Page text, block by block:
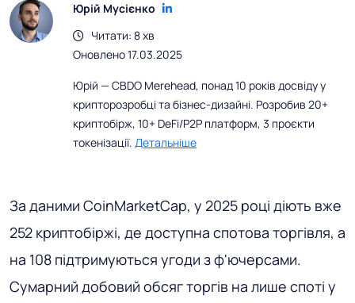
Юрій Мусієнко
Читати: 8 хв
Оновлено 17.03.2025
Юрій — CBDO Merehead, понад 10 років досвіду у
крипторозробці та бізнес-дизайні. Розробив 20+
криптобірж, 10+ DeFi/P2P платформ, 3 проєкти
токенізації. Детальніше
За даними CoinMarketCap, у 2025 році діють вже
252 криптобіржі, де доступна спотова торгівля, а
на 108 підтримуються угоди з ф'ючерсами.
Сумарний добовий обсяг торгів на лише споті у